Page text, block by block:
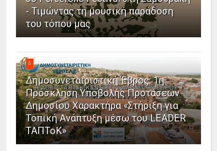
- Τιμώντας τη μουσική παράδοση
του τόπου μας
5
Δημοσυνεταιριστική Έβρος: 1η
Πρόσκληση Υποβολής Προτάσεων
Δημοσίου Χαρακτήρα «Στήριξη για
Τοπική Ανάπτυξη μέσω του LEADER
ΤΑΠΤοΚ»